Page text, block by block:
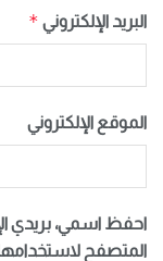
البريد الإلكتروني *
الموقع الإلكتروني
احفظ اسمي، بريدي
المتصفح لاستخدامها